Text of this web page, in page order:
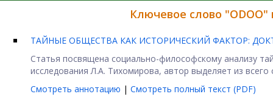
Ключевое слово
ТАЙНЫЕ ОБЩЕСТВА КАК ИСТОРИЧЕСКИЙ ФАКТОР:
Статья посвящена социально-философскому анализу
исследования Л.А. Тихомирова, автор выделяет из всего
Смотреть аннотацию | Смотреть полный текст (PDF)